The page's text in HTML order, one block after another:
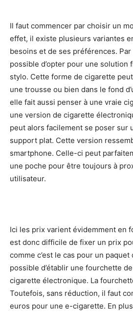
Il faut commencer par choisir un
effet, il existe plusieurs variantes
besoins et de ses préférences.
possible d’opter pour une solution
stylo. Cette forme de cigarette
une trousse ou bien dans le fond
elle fait aussi penser à une vraie
une version de cigarette
peut alors facilement se poser sur
support plat. Cette version
smartphone. Celle-ci peut
une poche pour être toujours à
utilisateur.
Ici les prix varient évidemment en
est donc difficile de fixer un prix
comme c’est le cas pour un
possible d’établir une fourchette
cigarette électronique. La
Toutefois, sans réduction, il faut
euros pour une e-cigarette. En